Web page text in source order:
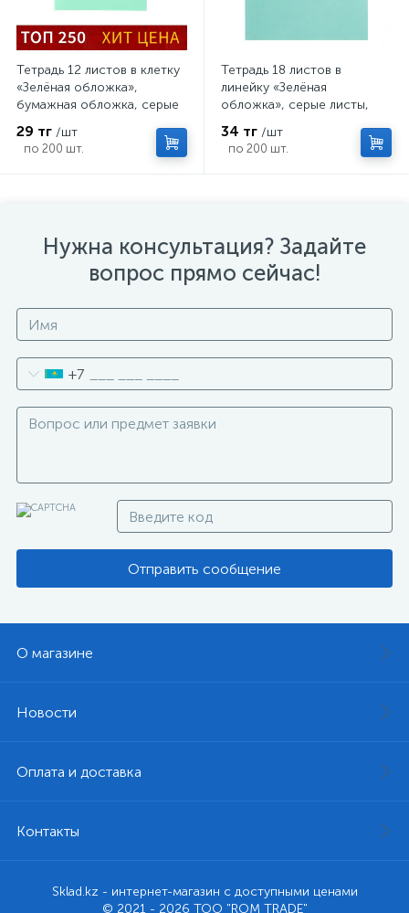
Тетрадь 12 листов в клетку
«Зелёная обложка»,
бумажная обложка, серые
29 тг /шт
по 200 шт.
Тетрадь 18 листов в
линейку «Зелёная
обложка», серые листы,
34 тг /шт
по 200 шт.
Нужна консультация? Задайте
вопрос прямо сейчас!
+7
Отправить сообщение
О магазине
Новости
Оплата и доставка
Контакты
Sklad.kz - интернет-магазин с доступными ценами
© 2021 - 2026 ТОО "ROM TRADE"